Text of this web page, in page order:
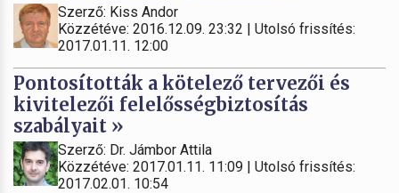
Szerző: Kiss Andor
Közzétéve: 2016.12.09. 23:32 | Utolsó frissítés:
2017.01.11. 12:00
Pontosították a kötelező tervezői és
kivitelezői felelősségbiztosítás
szabályait »
Szerző: Dr. Jámbor Attila
Közzétéve: 2017.01.11. 11:09 | Utolsó frissítés:
2017.02.01. 10:54